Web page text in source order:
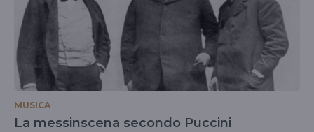
MUSICA
La messinscena secondo Puccini